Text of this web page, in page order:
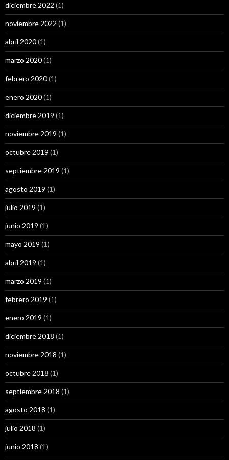
diciembre 2022 (1)
noviembre 2022 (1)
abril 2020(1)
marzo 2020(1)
febrero 2020(1)
enero 2020(1)
diciembre 2019 (1)
noviembre 2019 (1)
octubre 2019 (1)
septiembre 2019 (1)
agosto 2019 (1)
julio 2019 (1)
junio 2019 (1)
mayo 2019 (1)
abril 2019 (1)
marzo 2019 (1)
febrero 2019 (1)
enero 2019 (1)
diciembre 2018 (1)
noviembre 2018 (1)
octubre 2018 (1)
septiembre 2018 (1)
agosto 2018 (1)
julio 2018 (1)
junio 2018 (1)